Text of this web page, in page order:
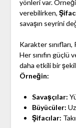
yönleri var.
verebilirken,
savaşın seyrini
Karakter
Her sınıfın güçlü
daha etkili bir
Örneğin:
Savaşçılar:
Büyücüler:
Şifacılar: